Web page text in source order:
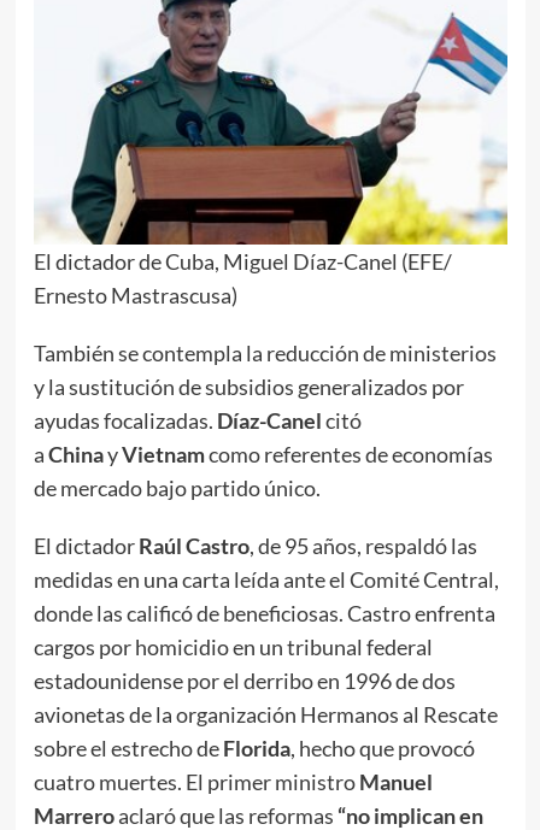
El dictador de Cuba, Miguel Díaz-Canel (EFE/
Ernesto Mastrascusa)
También se contempla la reducción de ministerios
y la sustitución de subsidios generalizados por
ayudas focalizadas. Díaz-Canelcitó
aChinayVietnamcomo referentes de economías
de mercado bajo partido único.
El dictadorRaúl Castro, de 95 años, respaldó las
medidas en una carta leída ante el Comité Central,
donde las calificó de beneficiosas. Castro enfrenta
cargos por homicidio en un tribunal federal
estadounidense por el derribo en 1996 de dos
avionetas de la organización Hermanos al Rescate
sobre el estrecho deFlorida, hecho que provocó
cuatro muertes. El primer ministroManuel
Marreroaclaró que las reformas “no implican en